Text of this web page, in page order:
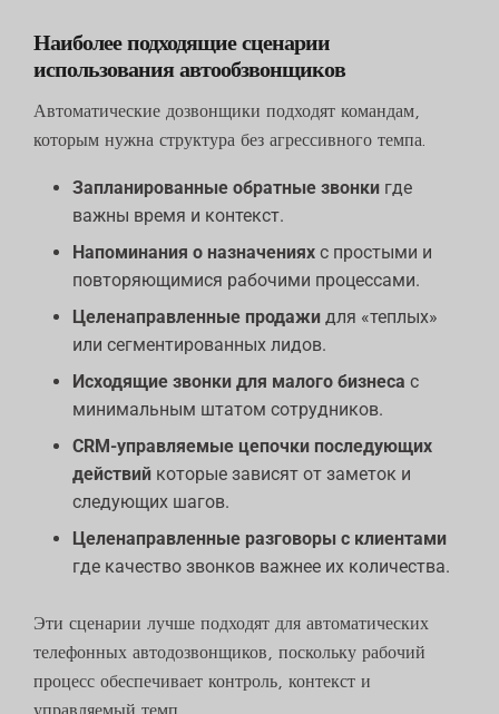
Наиболее подходящие сценарии
использования автообзвонщиков
Автоматические дозвонщики подходят командам,
которым нужна структура без агрессивного темпа.
Запланированные обратные звонки где
важны время и контекст.
Напоминания о назначениях с простыми и
повторяющимися рабочими процессами.
Целенаправленные продажи для «теплых»
или сегментированных лидов.
Исходящие звонки для малого бизнеса с
минимальным штатом сотрудников.
CRM-управляемые цепочки последующих
действий которые зависят от заметок и
следующих шагов.
Целенаправленные разговоры с клиентами
где качество звонков важнее их количества.
Эти сценарии лучше подходят для автоматических
телефонных автодозвонщиков, поскольку рабочий
процесс обеспечивает контроль, контекст и
управляемый темп.